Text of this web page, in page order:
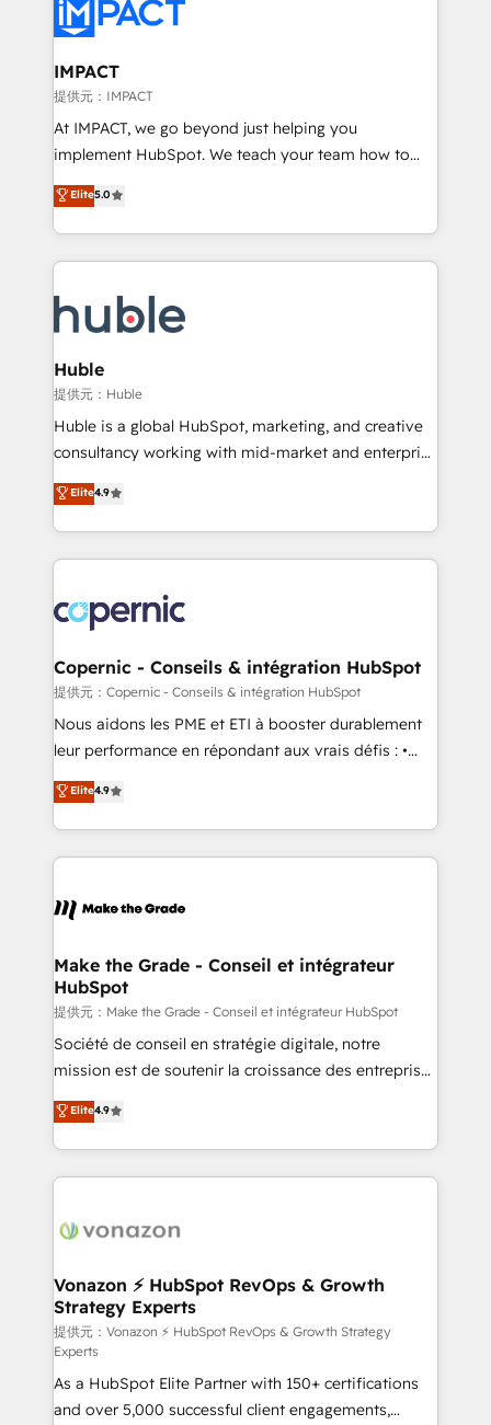
Slash months from your API Integration project... ⬅️
Click "Contact Business" ⬅️ to access 150+ Kickstart
Integration templates that put HubSpot in the center
of your tech stack, syncing... 🛍️ Shopify or
WooCommerce 💲 Stripe or Paypal 💰 Sage or
Netsuite 🤖 Google or Microsoft ✍️ DocuSign or
the rare Advanced "Custom Integrations"
Accreditation, securely sync data across... 🔄 any
new HubSpot portal with Advanced Website and
CRM Migrations using our in-house "HubScrub" Tool.
IMPACT
提供元：IMPACT
At IMPACT, we go beyond just helping you
implement HubSpot. We teach your team how to
master it. As the creators of the Endless Customers
System™ (the next evolution of They Ask, You
Answer), we’re the only HubSpot partner built
entirely around coaching and training. That means
skills, processes, and internal team you need to
attract the right buyers, close deals faster, and grow
without outside dependencies. You’ll learn how to: •
Set up, audit, and organize your HubSpot portal •
Get your sales team fully using HubSpot • Track
pipeline and revenue across the entire buyer journey
growth • Create content and videos that attract
buyers • Use AI to scale smarter Our coaching-led
lasts. So if you're ready to become the most trusted
voice in your market, let’s talk.
Elite5.0
Huble
提供元：Huble
Huble is a global HubSpot, marketing, and creative
consultancy working with mid-market and enterprise
businesses. We go beyond implementation, shaping
the strategy, processes, and teams that turn
HubSpot into a genuine growth engine. Named
HubSpot's Global Partner of the Year in 2024,
worldwide, and with over 15 years in the ecosystem,
Huble has built a track record that speaks for itself.
One company, one operating model, delivering
across offices and consulting teams in the UK, USA,
Canada, Germany, France, Belgium, Singapore, and
South Africa. Certified compliant with ISO/IEC
international offices and 175+ employees.
Elite4.9
Copernic - Conseils & intégration HubSpot
提供元：Copernic - Conseils & intégration HubSpot
Nous aidons les PME et ETI à booster durablement
leur performance en répondant aux vrais défis : •
Intégration de HubSpot avec d’autres outils (ERP,
téléphonie, etc.) • Alignement des équipes grâce à un
outil et des données partagées • Amélioration de la
collecte et de l’analyse des données pour des
de la productivité des équipes Notre équipe de 30
avec un engagement total, alignant processus
métiers et technologie, et guidant vos équipes à
travers le changement, tout en centrant vos objectifs
d’entreprise. Grâce à une méthodologie éprouvée
auprès de plus de 400 clients, nous comprenons
HubSpot dans votre organisation. Pour toute
question technique ou besoin de structuration de
Elite4.9
Make the Grade - Conseil et intégrateur
HubSpot
提供元：Make the Grade - Conseil et intégrateur HubSpot
Société de conseil en stratégie digitale, notre
mission est de soutenir la croissance des entreprises
B2B à travers l’acquisition de nouveaux clients,
l'intégration CRM et le développement des revenus
auprès de vos comptes existants. En France et à
l'international, nous travaillons avec des ETI
delà d’une simple transformation digitale et des
➤ L’intégration de CRM et de méthodologie RevOps
pour aligner les équipes marketing, commerciales et
support client (data migration, synchronisation API,
audit et maintenance) ➤ La création de sites internet
de conversion qui transforment les visiteurs en
opportunités d'affaires ➤ La mise en place de
Elite4.9
Vonazon ⚡ HubSpot RevOps & Growth
Strategy Experts
提供元：Vonazon ⚡ HubSpot RevOps & Growth Strategy
Experts
As a HubSpot Elite Partner with 150+ certifications
and over 5,000 successful client engagements,